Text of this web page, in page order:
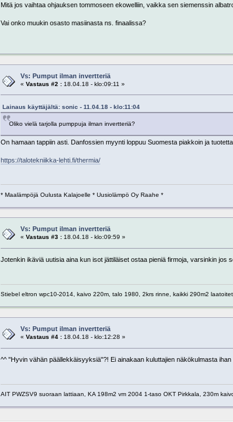
Mitä jos vaihtaa ohjauksen tommoseen ekowelliin, vaikka sen siemenssin
Vai onko muukin osasto masiinasta ns. finaalissa?
Vs: Pumput ilman invertteriä
« Vastaus #2 :18.04.18 - klo:09:11 »
Lainaus käyttäjältä: sonic - 11.04.18 - klo:11:04
Oliko vielä tarjolla pumppuja ilman invertteriä?
On hamaan tappiin asti. Danfossien myynti loppuu Suomesta piakkoin ja
https://talotekniikka-lehti.fi/thermia/
* Maalämpöjä Oulusta Kalajoelle * Uusiolämpö Oy Raahe *
Vs: Pumput ilman invertteriä
« Vastaus #3 :18.04.18 - klo:09:59 »
Jotenkin ikäviä uutisia aina kun isot jättiläiset ostaa pieniä firmoja, varsinkin jos
Stiebel eltron wpc10-2014, kaivo 220m, talo 1980, 2krs rinne, kaikki 290m2
Vs: Pumput ilman invertteriä
« Vastaus #4 :18.04.18 - klo:12:28 »
^^ "Hyvin vähän päällekkäisyyksiä"?! Ei ainakaan kuluttajien näkökulmasta
AIT PWZSV9 suoraan lattiaan, KA 198m2 vm 2004 1-taso OKT Pirkkala, 230m